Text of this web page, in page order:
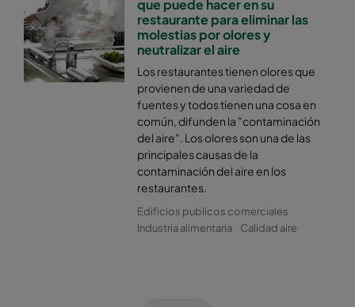
que puede hacer en su
restaurante para eliminar las
molestias por olores y
neutralizar el aire
Los restaurantes tienen olores que
provienen de una variedad de
fuentes y todos tienen una cosa en
común, difunden la "contaminación
del aire". Los olores son una de las
principales causas de la
contaminación del aire en los
restaurantes.
Edificios publicos comerciales
Industria alimentaria
Calidad aire